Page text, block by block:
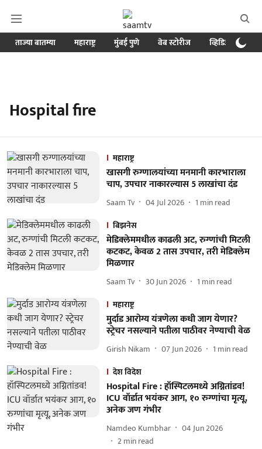
ताज्या बातम्या महाराष्ट्र मुंबई पुणे वेब स्टोरीज व्हिडिओ
Hospital fire
महाराष्ट्र
खासगी रुग्णालयांच्या मनमानी कारभाराला
चाप, उपचार नाकारल्यास 5 लाखांचा दंड
Saam Tv 04 Jul 2026 1 min read
बिझनेस
मेडिक्लेममधील काढली अट, रुग्णांची मिटली
कटकट, केवळ 2 तास उपचार, तरी मेडिक्लेम
मिळणार
Saam Tv 30 Jun 2026 1 min read
महाराष्ट्र
मुर्दाड आरोग्य यंत्रणेला कधी जाग येणार?
स्ट्रेचर नसल्याने पतीला पाठीवर नेण्याची वेळ
Girish Nikam 07 Jun 2026 1 min read
देश विदेश
Hospital Fire : हॉस्पिटलमध्ये अग्नितांडव!
ICU वॉर्डात भयंकर आग, १० रुग्णांचा मृत्यू,
अनेक जण गंभीर
Namdeo Kumbhar
04 Jun 2026
2min read